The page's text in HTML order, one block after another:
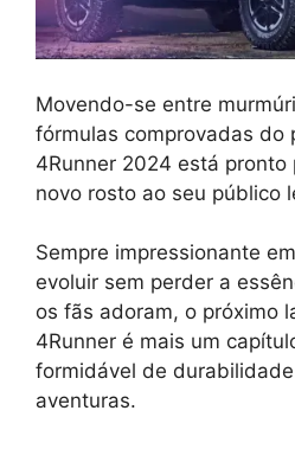
Movendo-se entre
fórmulas comprovadas do
4Runner 2024 está pronto
novo rosto ao seu público
Sempre impressionante
evoluir sem perder a
os fãs adoram, o próximo
4Runner é mais um
formidável de
aventuras.